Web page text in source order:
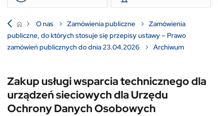
O nas Zamówienia publiczne
Zamówienia
publiczne, do których stosuje się przepisy ustawy – Prawo
zamówień publicznych do dnia 23.04.2026
Archiwum
Zakup usługi wsparcia technicznego dla
urządzeń sieciowych dla Urzędu
Ochrony Danych Osobowych